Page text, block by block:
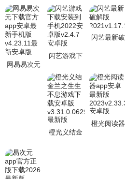
成器app下载官方版，安全稳定、功..
网易易次元
闪艺游戏下
机2022安卓
版v2.4.7 安
闪艺最新破
橙光义结金
橙光阅读器